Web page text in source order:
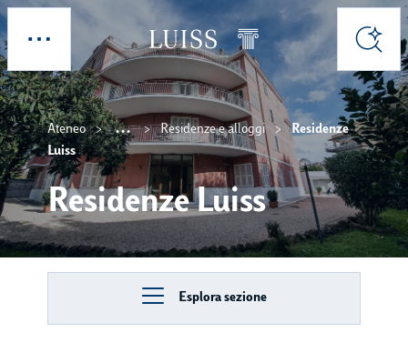
Skip to main content
Cerca
Ateneo ...
Show intermediate
Residenze e alloggi
Residenze
Luiss
Residenze Luiss
Esplora sezione